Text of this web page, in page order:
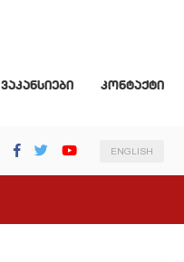
ვაკანსიები კონტაქტი
ENGLISH